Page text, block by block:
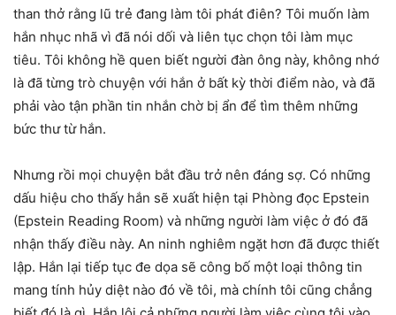
than thở rằng lũ trẻ đang làm tôi phát điên? Tôi muốn làm
hắn nhục nhã vì đã nói dối và liên tục chọn tôi làm mục
tiêu. Tôi không hề quen biết người đàn ông này, không nhớ
là đã từng trò chuyện với hắn ở bất kỳ thời điểm nào, và đã
phải vào tận phần tin nhắn chờ bị ẩn để tìm thêm những
bức thư từ hắn.
Nhưng rồi mọi chuyện bắt đầu trở nên đáng sợ. Có những
dấu hiệu cho thấy hắn sẽ xuất hiện tại Phòng đọc Epstein
(Epstein Reading Room) và những người làm việc ở đó đã
nhận thấy điều này. An ninh nghiêm ngặt hơn đã được thiết
lập. Hắn lại tiếp tục đe dọa sẽ công bố một loại thông tin
mang tính hủy diệt nào đó về tôi, mà chính tôi cũng chẳng